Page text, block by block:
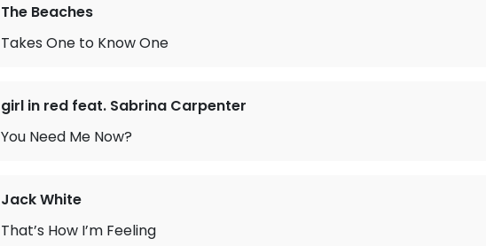
The Beaches
Takes One to Know One
girl in red feat. Sabrina Carpenter
You Need Me Now?
Jack White
That’s How I’m Feeling